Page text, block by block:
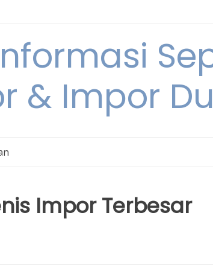
& Impor
Impor Terbesar